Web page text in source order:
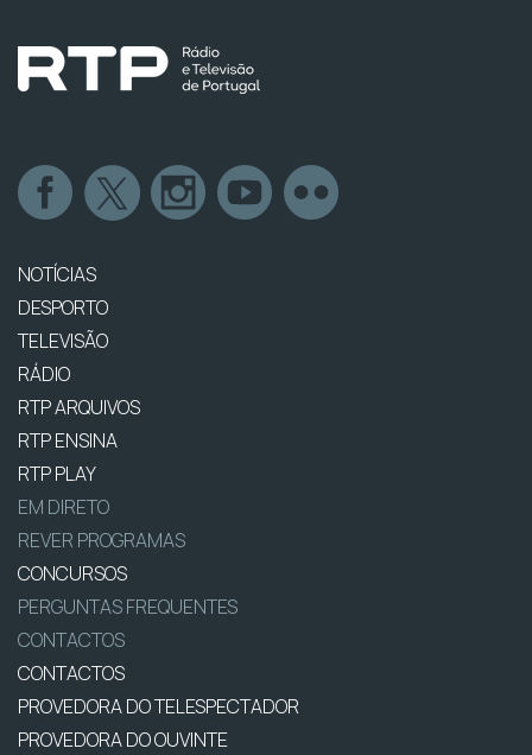
NOTÍCIAS
DESPORTO
TELEVISÃO
RÁDIO
RTP ARQUIVOS
RTP ENSINA
RTP PLAY
EM DIRETO
REVER PROGRAMAS
CONCURSOS
PERGUNTAS FREQUENTES
CONTACTOS
CONTACTOS
PROVEDORA DO TELESPECTADOR
PROVEDORA DO OUVINTE